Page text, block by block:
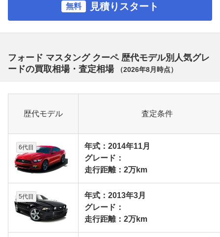
無料 見積りスタート
フォード マスタング クーペ 歴代モデル別人気グレ
ードの買取相場・査定相場
（2026年8月 時点）
歴代モデル 査定条件
6代目
年式：2014年11月
グレード：
走行距離：2万km
5代目
年式：2013年3月
グレード：
走行距離：2万km